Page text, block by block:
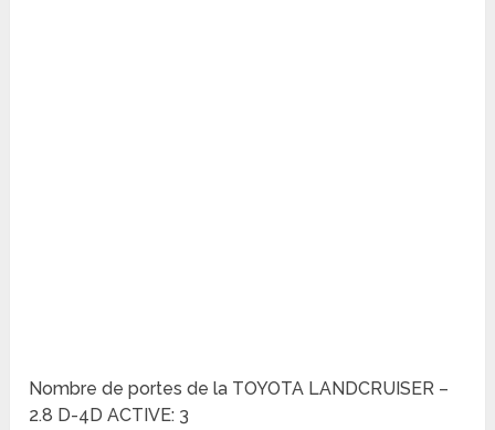
Nombre de portes de la TOYOTA LANDCRUISER –
2.8 D-4D ACTIVE: 3